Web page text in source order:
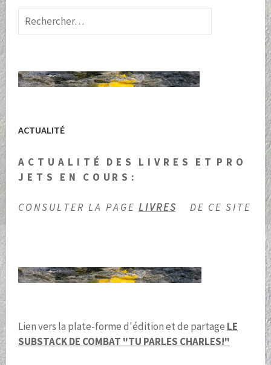
Rechercher :
ACTUALITÉ
A C T U A L I T É D E S L I V R E S E T P R O
J E T S E N C O U R S :
C O N S U L T E R L A P A G E L I V R E SD E C E S I T E
Lien vers la plate-forme d'édition et de partage LE
SUBSTACK DE COMBAT "TU PARLES CHARLES!"